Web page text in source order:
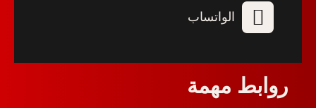
روابط مهمة
الواتساب